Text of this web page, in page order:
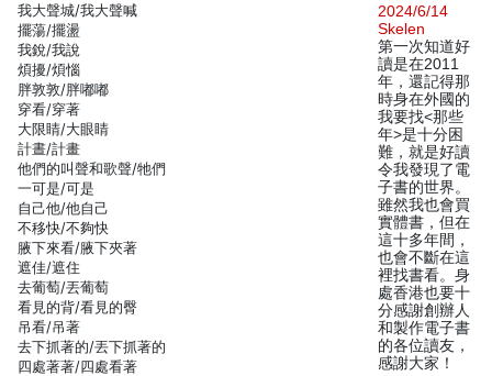
我大聲城/我大聲喊
擺蕩/擺盪
我銳/我說
煩擾/煩惱
胖敦敦/胖嘟嘟
穿看/穿著
大限睛/大眼睛
計晝/計畫
他們的叫聲和歌聲/牠們
一可是/可是
自己他/他自己
不移快/不夠快
腋下來看/腋下夾著
遮佳/遮住
去葡萄/丟葡萄
看見的背/看見的臀
吊看/吊著
去下抓著的/丟下抓著的
四處著著/四處看著
2024/6/14
Skelen
第一次知道好
讀是在2011
年，還記得那
時身在外國的
我要找<那些
年>是十分困
難，就是好讀
令我發現了電
子書的世界。
雖然我也會買
實體書，但在
這十多年間，
也會不斷在這
裡找書看。身
處香港也要十
分感謝創辦人
和製作電子書
的各位讀友，
感謝大家！